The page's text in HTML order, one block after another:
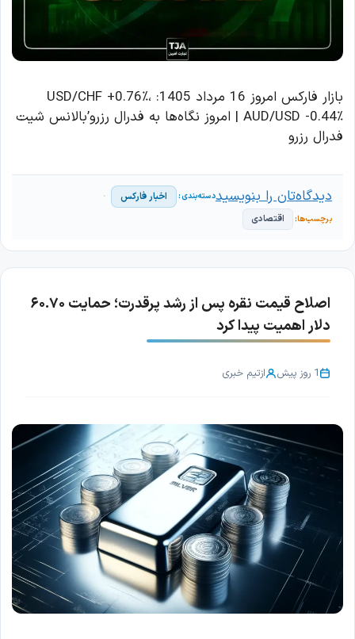
بازار فارکس امروز 16 مرداد 1405: USD/CHF +0.76٪،
AUD/USD -0.44٪ | امروز نگاه‌ها به فدرال رزرو’بالانس شیت
فدرال رزرو
اخبار فارکس
اقتصادی
دیدگاه‌تان را بنویسید
اصلاح قیمت نقره پس از رشد پرقدرت؛ حمایت ۶۰.۷۰
دلار اهمیت پیدا کرد
1 روز پیش ازتیم خبری